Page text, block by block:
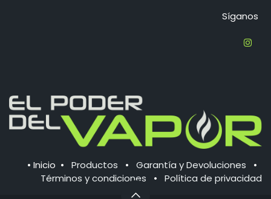
Síganos
• Inicio • Productos • Garantía y Devoluciones
•
Términos y condiciones
• Política de ​privacidad